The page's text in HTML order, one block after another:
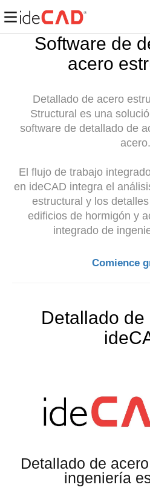
Software de
acero
Detallado de acero
Structural es una
software de detallado de
acero.
El flujo de trabajo
en ideCAD integra el
estructural y los
edificios de hormigón y
integrado de
Comience
Detallado de
Detallado de
ingeniería